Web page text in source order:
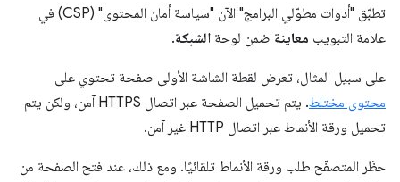
تطبّق "أدوات مطوّلي البرامج" الآن "سياسة أمان المحتوى" (CSP) في
علامة التبويب معاينة ضمن لوحة الشبكة.
على سبيل المثال، تعرض لقطة الشاشة الأولى صفحة تحتوي على
محتوى مختلط
. يتم تحميل الصفحة عبر اتصال HTTPS آمن، ولكن يتم
تحميل ورقة الأنماط عبر اتصال HTTP غير آمن.
حظَر المتصفّح طلب ورقة الأنماط تلقائيًا. ومع ذلك، عند فتح الصفحة من